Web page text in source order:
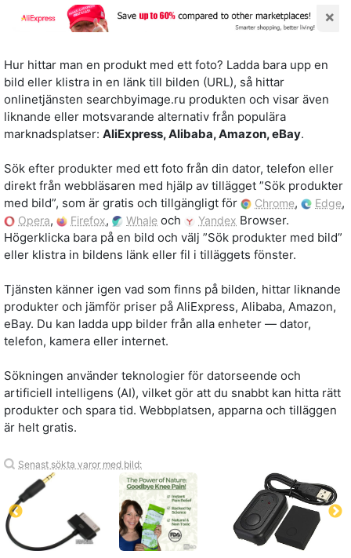
×
Hur hittar man en produkt med ett foto? Ladda bara upp en
bild eller klistra in en länk till bilden (URL), så hittar
onlinetjänsten searchbyimage.ru produkten och visar även
liknande eller motsvarande alternativ från populära
marknadsplatser: AliExpress, Alibaba, Amazon, eBay.
Sök efter produkter med ett foto från din dator, telefon eller
direkt från webbläsaren med hjälp av tillägget ”Sök produkter
med bild”, som är gratis och tillgängligt för
Chrome, Edge,
Opera, Firefox, Whale och Yandex Browser.
Högerklicka bara på en bild och välj ”Sök produkter med bild”
eller klistra in bildens länk eller fil i tilläggets fönster.
Tjänsten känner igen vad som finns på bilden, hittar liknande
produkter och jämför priser på AliExpress, Alibaba, Amazon,
eBay. Du kan ladda upp bilder från alla enheter — dator,
telefon, kamera eller internet.
Sökningen använder teknologier för datorseende och
artificiell intelligens (AI), vilket gör att du snabbt kan hitta rätt
produkter och spara tid. Webbplatsen, apparna och tilläggen
är helt gratis.
Senast sökta varor med bild: